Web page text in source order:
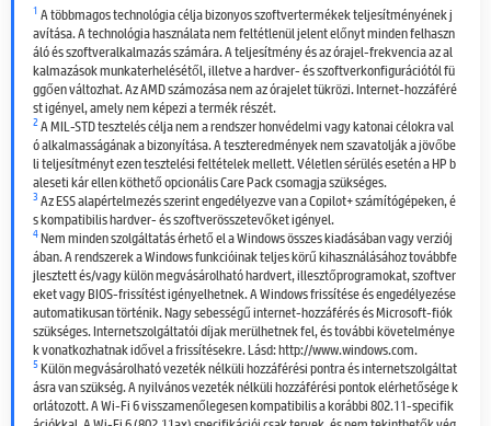
1 A többmagos technológia célja bizonyos szoftvertermékek teljesítményének j
avítása. A technológia használata nem feltétlenül jelent előnyt minden felhaszn
áló és szoftveralkalmazás számára. A teljesítmény és az órajel-frekvencia az al
kalmazások munkaterhelésétől, illetve a hardver- és szoftverkonfigurációtól fü
ggően változhat. Az AMD számozása nem az órajelet tükrözi. Internet-hozzáféré
st igényel, amely nem képezi a termék részét.
2A MIL-STD tesztelés célja nem a rendszer honvédelmi vagy katonai célokra val
ó alkalmasságának a bizonyítása. A teszteredmények nem szavatolják a jövőbe
li teljesítményt ezen tesztelési feltételek mellett. Véletlen sérülés esetén a HP b
aleseti kár ellen köthető opcionális Care Pack csomagja szükséges.
3 Az ESS alapértelmezés szerint engedélyezve van a Copilot+ számítógépeken, é
s kompatibilis hardver- és szoftverösszetevőket igényel.
4Nem minden szolgáltatás érhető el a Windows összes kiadásában vagy verziój
ában. A rendszerek a Windows funkcióinak teljes körű kihasználásához továbbfe
jlesztett és/vagy külön megvásárolható hardvert, illesztőprogramokat, szoftver
eket vagy BIOS-frissítést igényelhetnek. A Windows frissítése és engedélyezése
automatikusan történik. Nagy sebességű internet-hozzáférés és Microsoft-fiók
szükséges. Internetszolgáltatói díjak merülhetnek fel, és további követelménye
k vonatkozhatnak idővel a frissítésekre. Lásd: http://www.windows.com.
5Külön megvásárolható vezeték nélküli hozzáférési pontra és internetszolgáltat
ásra van szükség. A nyilvános vezeték nélküli hozzáférési pontok elérhetősége k
orlátozott. A Wi-Fi 6 visszamenőlegesen kompatibilis a korábbi 802.11-specifik